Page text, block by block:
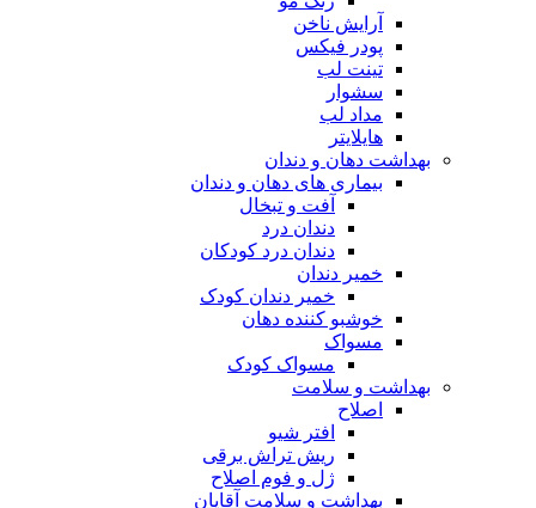
آرایش ناخن
پودر فیکس
تینت لب
سشوار
مداد لب
هایلایتر
بهداشت دهان و دندان
بیماری های دهان و دندان
آفت و تبخال
دندان درد
دندان درد کودکان
خمیر دندان
خمیر دندان کودک
خوشبو کننده دهان
مسواک
مسواک کودک
بهداشت و سلامت
اصلاح
افتر شیو
ریش تراش برقی
ژل و فوم اصلاح
بهداشت و سلامت آقایان